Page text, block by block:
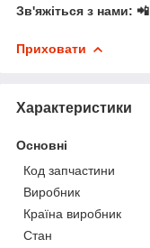
Зв'яжіться з нами: 📲
Приховати
Характеристики
Основні
Код запчастини
Виробник
Країна виробник
Стан